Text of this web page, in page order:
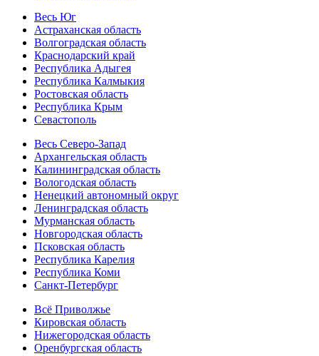
Весь Юг
Астраханская область
Волгоградская область
Краснодарский край
Республика Адыгея
Республика Калмыкия
Ростовская область
Республика Крым
Севастополь
Весь Северо-Запад
Архангельская область
Калининградская область
Вологодская область
Ненецкий автономный округ
Ленинградская область
Мурманская область
Новгородская область
Псковская область
Республика Карелия
Республика Коми
Санкт-Петербург
Всё Приволжье
Кировская область
Нижегородская область
Оренбургская область